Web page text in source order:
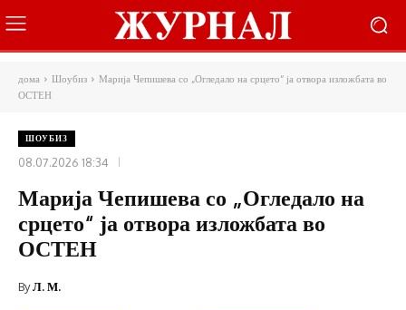
дома Шоубиз
Марија Чепишева со „Огледало на срцето“ ја отвора изложбата во
ОСТЕН
ШОУБИЗ
08.07.2026 18:34
Марија Чепишева со „Огледало на
срцето“ ја отвора изложбата во
ОСТЕН
ByЛ. М.